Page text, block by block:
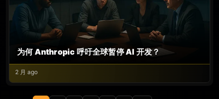
为何 Anthropic 呼吁全球暂停 AI 开发？
2 月 ago